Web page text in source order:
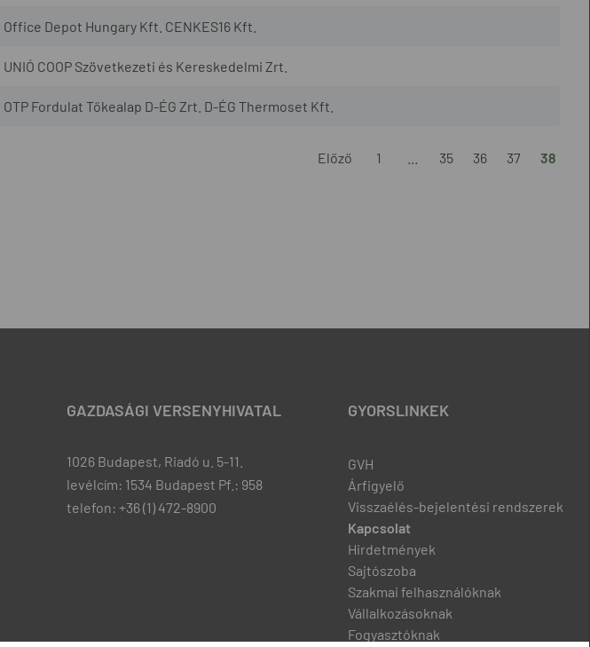
Office Depot Hungary Kft. CENKES16 Kft.
UNIÓ COOP Szövetkezeti és Kereskedelmi Zrt.
OTP Fordulat Tőkealap D-ÉG Zrt. D-ÉG Thermoset Kft.
Előző 1 35 36 37 38
GAZDASÁGI VERSENYHIVATAL
1026 Budapest, Riadó u. 5-11.
levélcím: 1534 Budapest Pf.: 958
telefon: +36 (1) 472-8900
GYORSLINKEK
GVH
Árfigyelő
Visszaélés-bejelentési rendszerek
Kapcsolat
Hirdetmények
Sajtószoba
Szakmai felhasználóknak
Vállalkozásoknak
Fogyasztóknak